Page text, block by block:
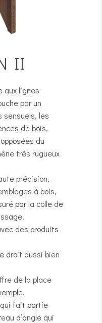
II
aux lignes
par un
les
de bois,
du
très rugueux
précision,
à bois,
par la colle de
des produits
droit aussi bien
de la place
fait partie
d’angle qui